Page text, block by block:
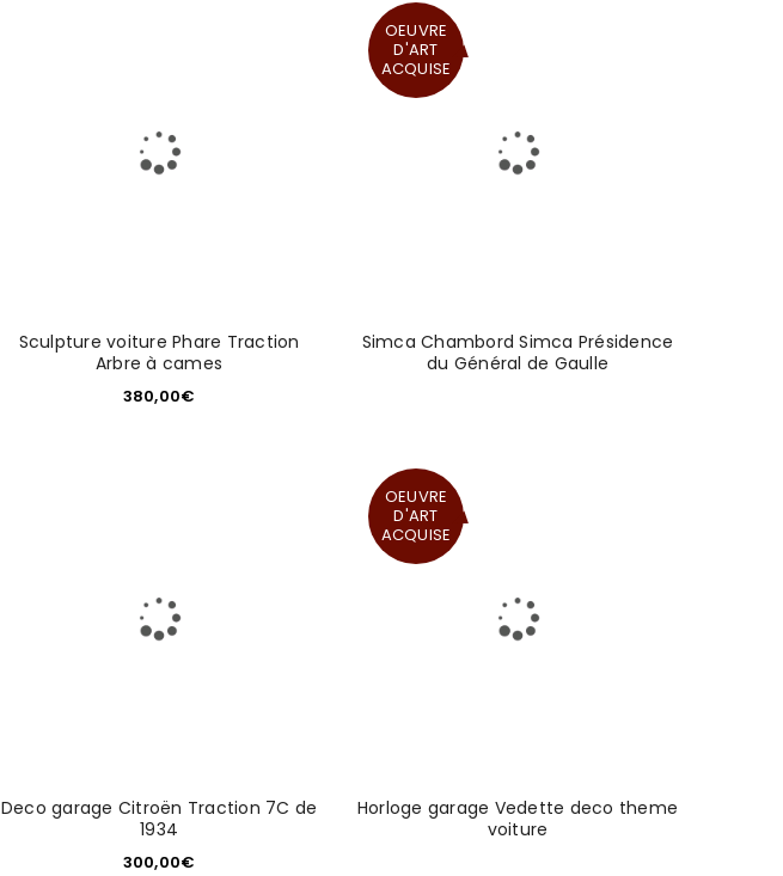
Sculpture voiture Phare Traction
Arbre à cames
380,00€
OEUVRE
D'ART
ACQUISE
Simca Chambord Simca Présidence
du Général de Gaulle
Deco garage Citroën Traction 7C de
1934
300,00€
OEUVRE
D'ART
ACQUISE
Horloge garage Vedette deco theme
voiture